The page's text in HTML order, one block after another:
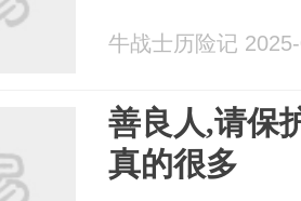
牛战士历险记
善良人,请保
真的很多